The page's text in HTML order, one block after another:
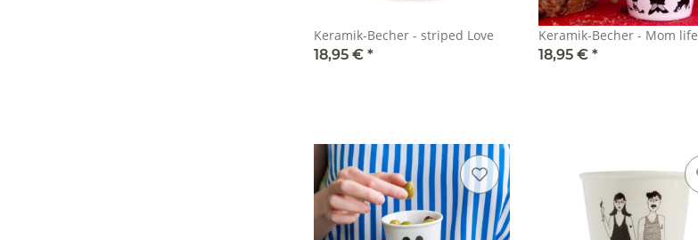
Keramik-Becher - striped Love
18,95 € *
Keramik-Becher - Mom life
18,95 € *